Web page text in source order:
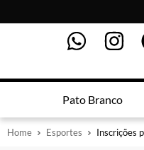
Pato Branco
Home Esportes Inscrições